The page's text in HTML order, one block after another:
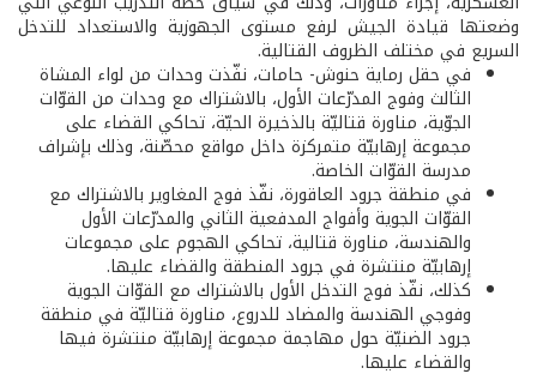
وضعتها قيادة الجيش لرفع مستوى الجهوزية والاستعداد للتدخل
السريع في مختلف الظروف القتالية.
في حقل رماية حنوش- حامات، نفّذت وحدات من لواء المشاة
الثالث وفوج المدرّعات الأول، بالاشتراك مع وحدات من القوّات
الجوّية، مناورة قتاليّة بالذخيرة الحيّة، تحاكي القضاء على
مجموعة إرهابيّة متمركزة داخل مواقع محصّنة، وذلك بإشراف
مدرسة القوّات الخاصة.
في منطقة جرود العاقورة، نفّذ فوج المغاوير بالاشتراك مع
القوّات الجوية وأفواج المدفعية الثاني والمدرّعات الأول
والهندسة، مناورة قتالية، تحاكي الهجوم على مجموعات
إرهابيّة منتشرة في جرود المنطقة والقضاء عليها.
كذلك، نفّذ فوج التدخل الأول بالاشتراك مع القوّات الجوية
وفوجي الهندسة والمضاد للدروع، مناورة قتاليّة في منطقة
جرود الضنيّة حول مهاجمة مجموعة إرهابيّة منتشرة فيها
والقضاء عليها.